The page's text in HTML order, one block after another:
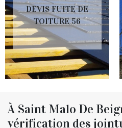
DEVIS FUITE DE
TOITURE 56
À Saint Malo De
vérification des